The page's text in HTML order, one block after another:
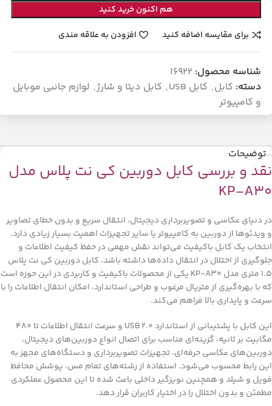
هم اکنون خرید کنید
برای مقایسه اضافه کنید
افزودن به علاقه مندی
شناسه محصول: 16922
دسته: کابل, کابل USB , کابل دیتا و شارژ, لوازم جانبی موبایل
و کامپیوتر
توضیحات
نقد و بررسی کابل دوربین کی نت پلاس مدل
KP-A30
در دنیای عکاسی و تصویربرداری دیجیتال، انتقال سریع و بدون خطای تصاویر
و ویدئوها از دوربین به کامپیوتر یا سایر تجهیزات اهمیت بسیار زیادی دارد.
انتخاب یک کابل باکیفیت می‌تواند نقش مهمی در حفظ کیفیت اطلاعات و
جلوگیری از اختلال در انتقال داده‌ها داشته باشد. کابل دوربین کی نت پلاس
1.5 متری مدل KP-A30 یکی از محصولات باکیفیت و کاربردی در این حوزه است
که با بهره‌گیری از متریال مرغوب و طراحی استاندارد، امکان انتقال اطلاعات را با
سرعت و پایداری بالا فراهم می‌کند.
این کابل با پشتیبانی از استاندارد USB 2.0 و سرعت انتقال اطلاعات تا 480
مگابیت بر ثانیه، گزینه‌ای مناسب برای اتصال انواع دوربین‌های دیجیتال،
دوربین‌های عکاسی حرفه‌ای، تجهیزات تصویربرداری و دستگاه‌های مجهز به
این رابط محسوب می‌شود. استفاده از رشته‌های تمام مس، پوشش محافظ
فویل و شیلد و همچنین نویزگیر داخلی باعث شده تا این محصول عملکردی
مطمئن و بدون اختلال را در اختیار کاربران قرار دهد.